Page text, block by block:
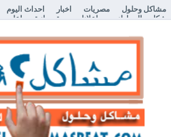
مشاكل وحلول مصريات اخبار احداث اليوم
شكاوي المواطنين
اعلانات مبوبة مجانية اعلن